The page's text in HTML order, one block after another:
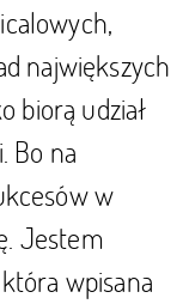
największych
biorą udział
Bo na
w
Jestem
wpisana